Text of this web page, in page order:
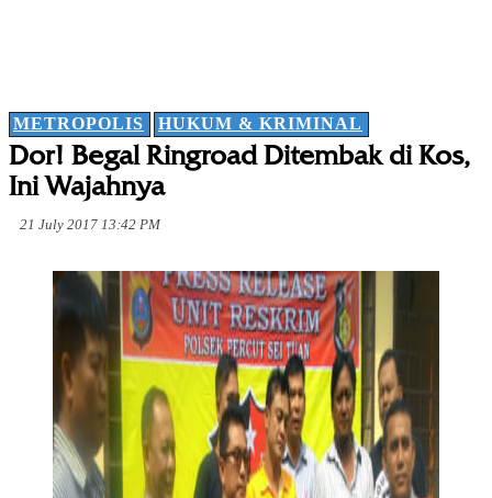
METROPOLIS HUKUM & KRIMINAL
Dor! Begal Ringroad Ditembak di Kos,
Ini Wajahnya
21 July 2017 13:42 PM